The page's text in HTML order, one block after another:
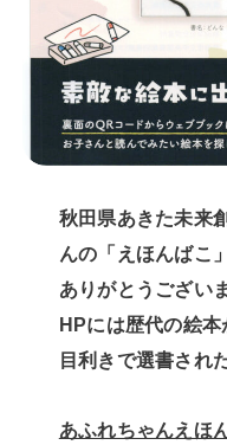
秋田県あきた未来
んの「えほんばこ
ありがとうござい
HPには歴代の絵
目利きで選書され
あふれちゃんえほ